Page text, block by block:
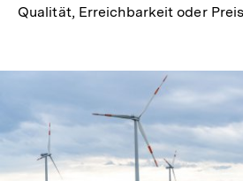
Qualität, Erreichbarkeit oder